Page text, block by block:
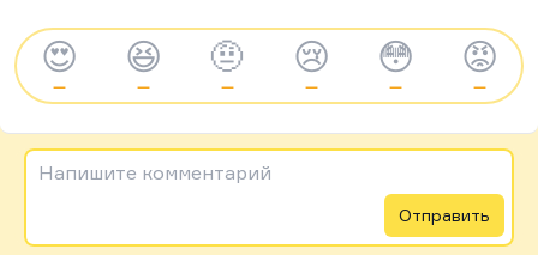
😍
—
😆
—
🤨
—
😢
—
😳
—
😡
—
Напишите комментарий
Отправить